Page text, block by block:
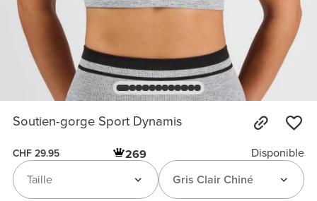
Soutien-gorge Sport Dynamis
CHF 29.95 269
Disponible
Gris Clair Chiné
Taille